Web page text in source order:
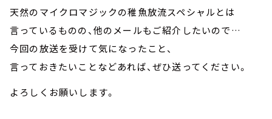
天然のマイクロマジックの稚魚放流スペシャルとは
言っているものの、他のメールもご紹介したいので…
今回の放送を受けて気になったこと、
言っておきたいことなどあれば、ぜひ送ってください。
よろしくお願いします。